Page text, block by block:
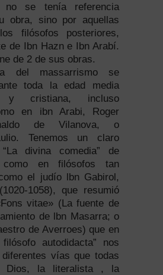
no se tenía referencia
obra, sino por aquellas
filósofos posteriores,
de Ibn Hazn e Ibn Arabí.
de 2 de sus obras.
del massarrismo se
toda la edad media
y cristiana, incluso
en ibn Arabi, Roger
de Vilanova, o
Tenemos un claro
divina comedia” de
en filósofos tan
el judío lbn Gabirol,
que resumió
vitae» (La fuente de
de lbn Masarra; o
de Averroes) que en
autodidacta” nos
vías que todas
Dios, la literalista , la